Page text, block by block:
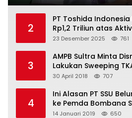
2
PT Toshida
Rp1,2 Triliun atas
23 Desember 2025 761
3
AMPB Sultra Minta
Lakukan Sweeping
30 April 2018 707
4
Ini Alasan PT SSU
ke Pemda Bombana
14 Januari 2019 650